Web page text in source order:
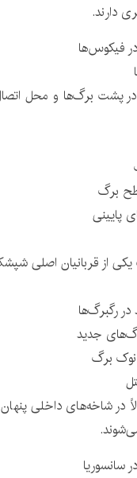
دارند.
فیکوس‌ها
پشت برگ‌ها و محل
برگ
پایینی
از قربانیان اصلی
رگبرگ‌ها
جدید
برگ
در شاخه‌های داخلی
سانسوریا